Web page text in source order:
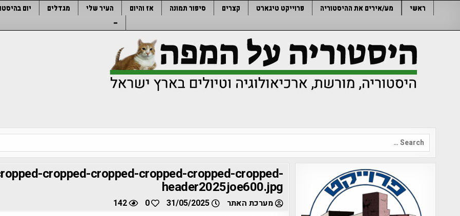
ראשי מע/אירים את ההיסטוריה פרוייקט טיגארט קצרים סיפור תמונה אז והיום העיר שלי מגדלים יום
–
Search
for:
cropped-cropped-cropped-cropped-cropped-
header2025joe600.jpg
מערכת האתר 31/05/2025
0
142